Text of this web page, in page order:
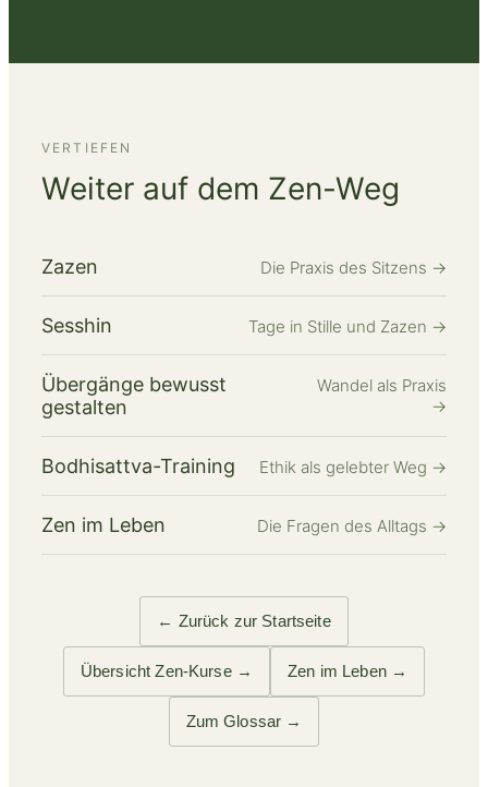
VERTIEFEN
Weiter auf dem Zen-Weg
Zazen Die Praxis des Sitzens →
Sesshin Tage in Stille und Zazen →
Übergänge bewusst
gestalten
Wandel als Praxis
→
Bodhisattva-Training Ethik als gelebter Weg →
Zen im Leben Die Fragen des Alltags →
← Zurück zur Startseite
Übersicht Zen-Kurse → Zen im Leben →
Zum Glossar →